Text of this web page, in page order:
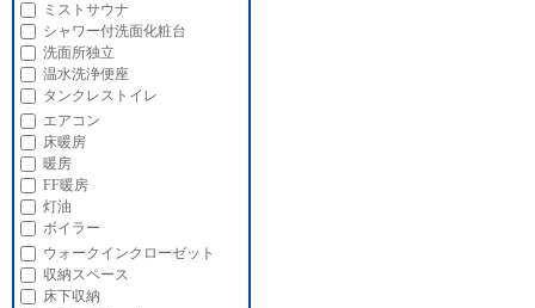
ミストサウナ
シャワー付洗面化粧台
洗面所独立
温水洗浄便座
タンクレストイレ
エアコン
床暖房
暖房
FF暖房
灯油
ボイラー
ウォークインクローゼット
収納スペース
床下収納